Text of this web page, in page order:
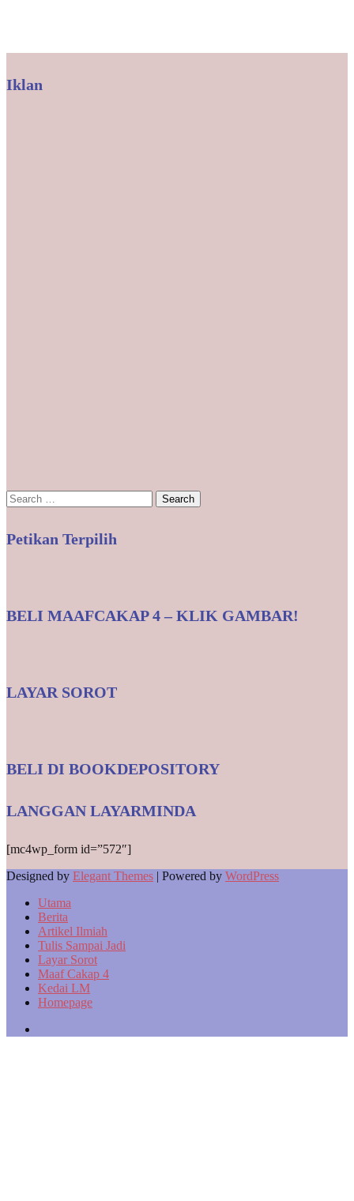
Iklan
Search
for:
Petikan Terpilih
BELI MAAFCAKAP 4 – KLIK GAMBAR!
LAYAR SOROT
BELI DI BOOKDEPOSITORY
LANGGAN LAYARMINDA
[mc4wp_form id=”572″]
Designed by Elegant Themes | Powered by WordPress
Utama
Berita
Artikel Ilmiah
Tulis Sampai Jadi
Layar Sorot
Maaf Cakap 4
Kedai LM
Homepage